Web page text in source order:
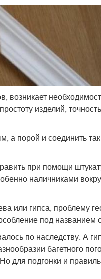
изделий,
а порой и соединить
при помощи
наличниками
или гипса, проблему
под названием
по наследству. А
багетного
для подгонки и